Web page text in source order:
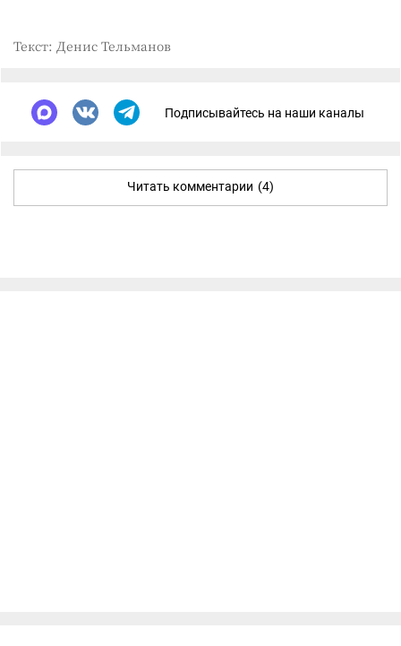
Текст: Денис Тельманов
Подписывайтесь на наши каналы
Читать комментарии (4)